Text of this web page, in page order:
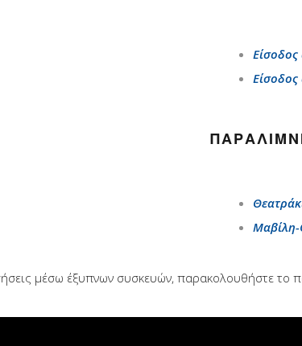
Μαβίλη-
μέσω έξυπνων συσκευών, παρακολουθήστε το